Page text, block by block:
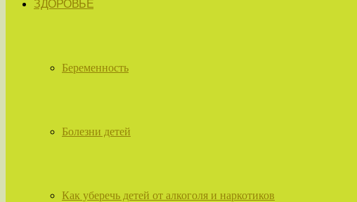
ЗДОРОВЬЕ
Беременность
Болезни детей
Как уберечь детей от алкоголя и наркотиков